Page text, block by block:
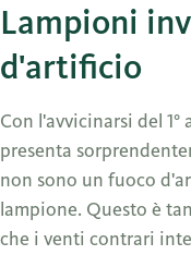
Lampioni
d'artificio
Con l'avvicinarsi del 1°
presenta
non sono un fuoco
lampione. Questo è
che i venti contrari